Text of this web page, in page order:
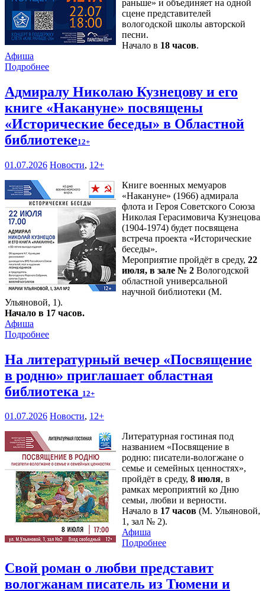
раньше» и объединяет на одной
сцене представителей
вологодской школы авторской
песни.
Начало в 18 часов.
Афиша
Подробнее
Адмиралу Николаю Кузнецову и его
книге «Накануне» посвящены
«Исторические беседы» в Областной
библиотеке12+
01.07.2026 Новости, 12+
Книге военных мемуаров
«Накануне» (1966) адмирала
флота и Героя Советского Союза
Николая Герасимовича Кузнецова
(1904-1974) будет посвящена
встреча проекта «Исторические
беседы».
Мероприятие пройдёт в среду, 22
июля, в зале № 2 Вологодской
областной универсальной
научной библиотеки (М.
Ульяновой, 1).
Начало в 17 часов.
Афиша
Подробнее
На литературный вечер «Посвящение
в родню» приглашает областная
библиотека 12+
01.07.2026 Новости, 12+
Литературная гостиная под
названием «Посвящение в
родню: писатели-вологжане о
семье и семейных ценностях»,
пройдёт в среду, 8 июля, в
рамках мероприятий ко Дню
семьи, любви и верности.
Начало в 17 часов (М. Ульяновой,
1, зал № 2).
Афиша
Подробнее
Свой роман о любви представит
вологжанам писатель из Тюмени и